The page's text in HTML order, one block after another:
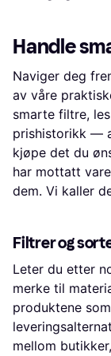
Handle
Naviger deg
av våre
smarte filtre,
prishistorikk —
kjøpe det du
har mottatt
dem. Vi kaller
Filtrer og
Leter du etter
merke til
produktene
mellom